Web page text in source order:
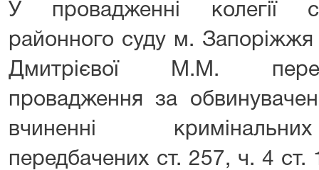
У провадженні колегії
районного суду м. Запоріжжя
Дмитрієвої М.М.
провадження за
вчиненні
передбачених ст. 257, ч. 4 ст.